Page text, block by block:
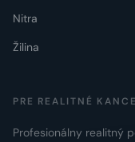
Nitra
Žilina
PRE REALITNÉ
Profesionálny realitný